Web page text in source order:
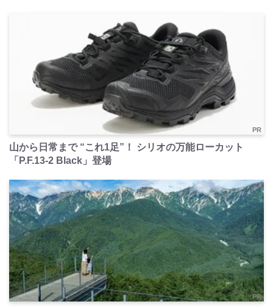
PR
山から日常まで “これ1足”！ シリオの万能ローカット
「P.F.13-2 Black」登場
PR